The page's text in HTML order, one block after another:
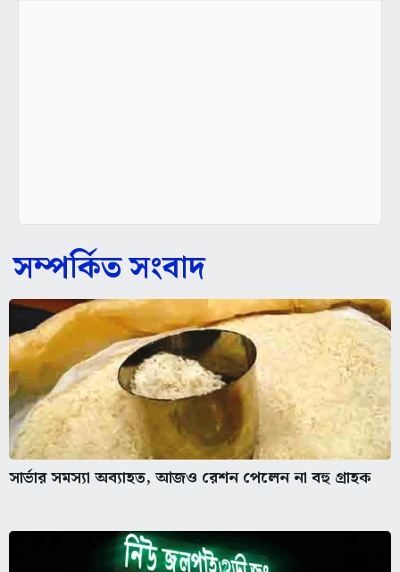
সম্পর্কিত সংবাদ
সার্ভার সমস্যা অব্যাহত, আজও রেশন পেলেন না বহু গ্রাহক